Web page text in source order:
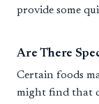
provide some
Are There
Certain foods
might find that